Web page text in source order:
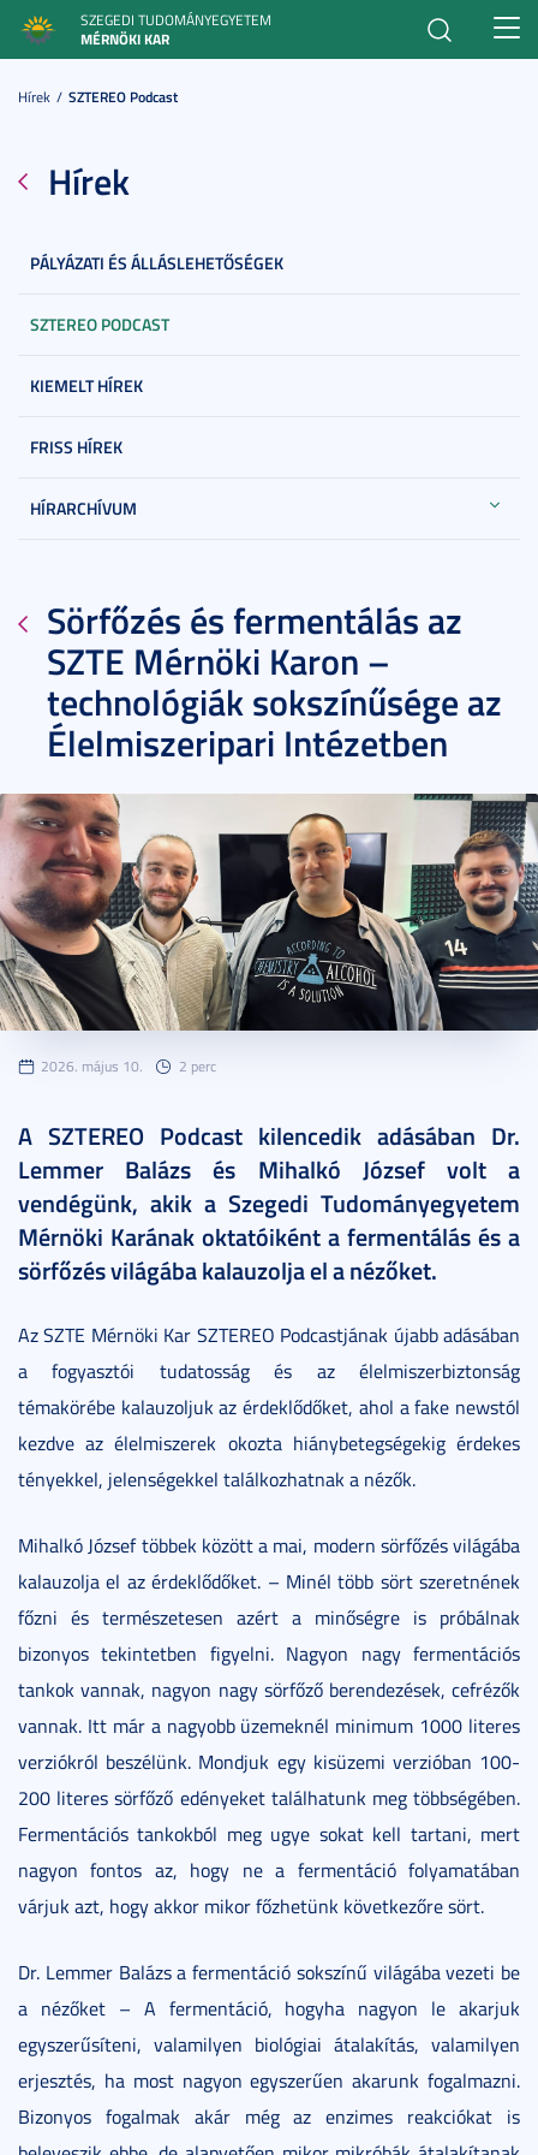
SZEGEDI TUDOMÁNYEGYETEM
MÉRNÖKI KAR
Hírek SZTEREO Podcast
Hírek
PÁLYÁZATI ÉS ÁLLÁSLEHETŐSÉGEK
SZTEREO PODCAST
KIEMELT HÍREK
FRISS HÍREK
HÍRARCHÍVUM
Sörfőzés és fermentálás az
SZTE Mérnöki Karon –
technológiák sokszínűsége az
Élelmiszeripari Intézetben
2026. május 10. 2 perc
A SZTEREO Podcast kilencedik adásában Dr.
Lemmer Balázs és Mihalkó József volt a
vendégünk, akik a Szegedi Tudományegyetem
Mérnöki Karának oktatóiként a fermentálás és a
sörfőzés világába kalauzolja el a nézőket.
Az SZTE Mérnöki Kar SZTEREO Podcastjának újabb adásában
a fogyasztói tudatosság és az élelmiszerbiztonság
témakörébe kalauzoljuk az érdeklődőket, ahol a fake newstól
kezdve az élelmiszerek okozta hiánybetegségekig érdekes
tényekkel, jelenségekkel találkozhatnak a nézők.
Mihalkó József többek között a mai, modern sörfőzés világába
kalauzolja el az érdeklődőket. – Minél több sört szeretnének
főzni és természetesen azért a minőségre is próbálnak
bizonyos tekintetben figyelni. Nagyon nagy fermentációs
tankok vannak, nagyon nagy sörfőző berendezések, cefrézők
vannak. Itt már a nagyobb üzemeknél minimum 1000 literes
verziókról beszélünk. Mondjuk egy kisüzemi verzióban 100-
200 literes sörfőző edényeket találhatunk meg többségében.
Fermentációs tankokból meg ugye sokat kell tartani, mert
nagyon fontos az, hogy ne a fermentáció folyamatában
várjuk azt, hogy akkor mikor főzhetünk következőre sört.
Dr. Lemmer Balázs a fermentáció sokszínű világába vezeti be
a nézőket – A fermentáció, hogyha nagyon le akarjuk
egyszerűsíteni, valamilyen biológiai átalakítás, valamilyen
erjesztés, ha most nagyon egyszerűen akarunk fogalmazni.
Bizonyos fogalmak akár még az enzimes reakciókat is